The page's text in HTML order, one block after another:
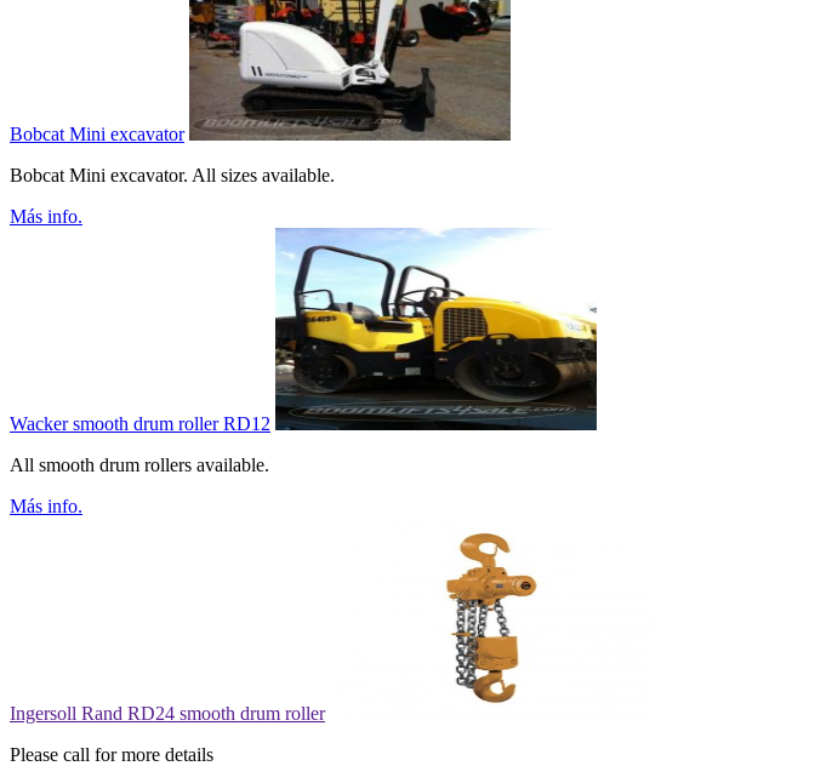
Bobcat Mini excavator
Bobcat Mini excavator. All sizes available.
Más info.
Wacker smooth drum roller RD12
All smooth drum rollers available.
Más info.
Ingersoll Rand RD24 smooth drum roller
Please call for more details